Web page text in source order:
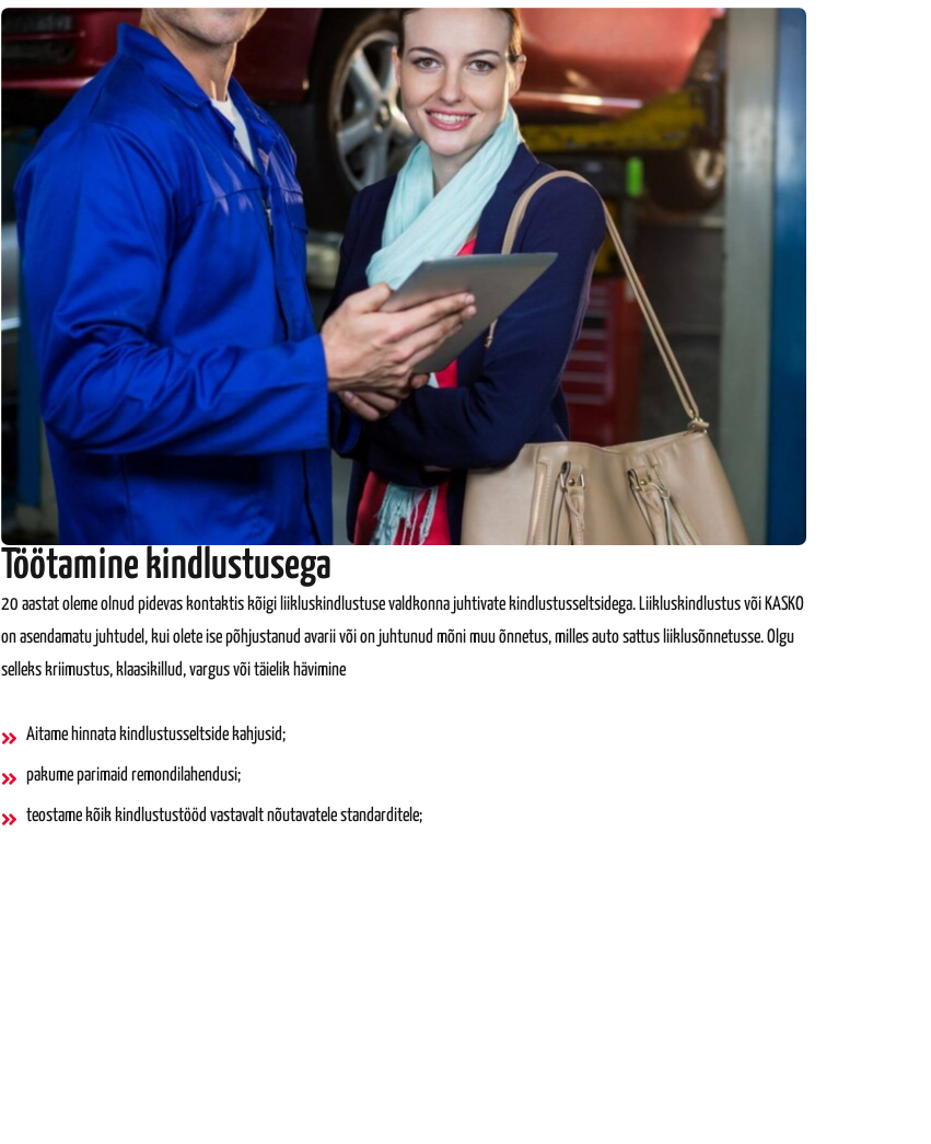
Töötamine kindlustusega
20 aastat oleme olnud pidevas kontaktis kõigi liikluskindlustuse valdkonna juhtivate kindlustusseltsidega. Liikluskindlustus või KASKO
on asendamatu juhtudel, kui olete ise põhjustanud avarii või on juhtunud mõni muu õnnetus, milles auto sattus liiklusõnnetusse. Olgu
selleks kriimustus, klaasikillud, vargus või täielik hävimine
Aitame hinnata kindlustusseltside kahjusid;
pakume parimaid remondilahendusi;
teostame kõik kindlustustööd vastavalt nõutavatele standarditele;